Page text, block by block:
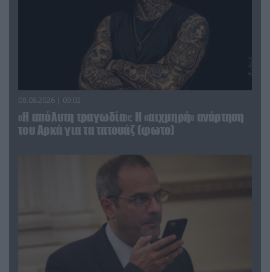
08.08.2026 | 09:02
«Η απόλυτη τραγωδία»: Η «αιχμηρή» ανάρτηση
του Αρκά για τα τατουάζ (φωτο)